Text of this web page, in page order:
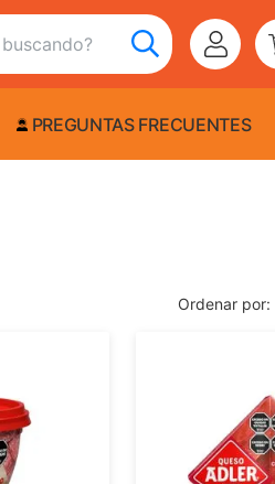
PREGUNTAS FRECUENTES
Ordenar por: